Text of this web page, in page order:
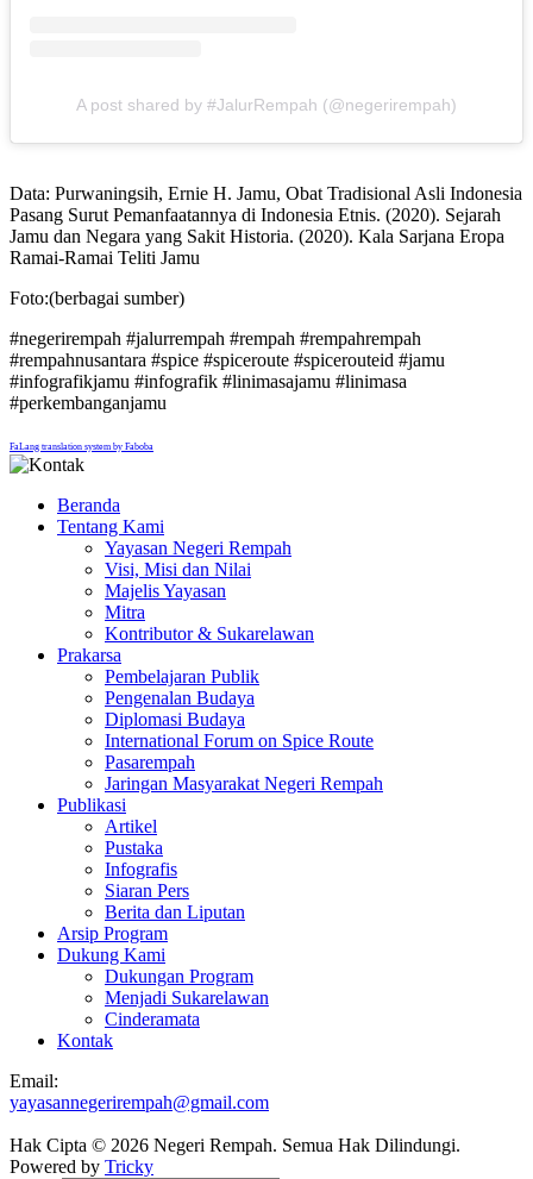
A post shared by #JalurRempah (@negerirempah)
Data: Purwaningsih, Ernie H. Jamu, Obat Tradisional Asli Indonesia
Pasang Surut Pemanfaatannya di Indonesia Etnis. (2020). Sejarah
Jamu dan Negara yang Sakit Historia. (2020). Kala Sarjana Eropa
Ramai-Ramai Teliti Jamu
Foto:(berbagai sumber)
#negerirempah #jalurrempah #rempah #rempahrempah
#rempahnusantara #spice #spiceroute #spicerouteid #jamu
#infografikjamu #infografik #linimasajamu #linimasa
#perkembanganjamu
FaLang translation system by Faboba
Beranda
Tentang Kami
Yayasan Negeri Rempah
Visi, Misi dan Nilai
Majelis Yayasan
Mitra
Kontributor & Sukarelawan
Prakarsa
Pembelajaran Publik
Pengenalan Budaya
Diplomasi Budaya
International Forum on Spice Route
Pasarempah
Jaringan Masyarakat Negeri Rempah
Publikasi
Artikel
Pustaka
Infografis
Siaran Pers
Berita dan Liputan
Arsip Program
Dukung Kami
Dukungan Program
Menjadi Sukarelawan
Cinderamata
Kontak
Email:
yayasannegerirempah@gmail.com
Hak Cipta © 2026 Negeri Rempah. Semua Hak Dilindungi.
Powered by Tricky